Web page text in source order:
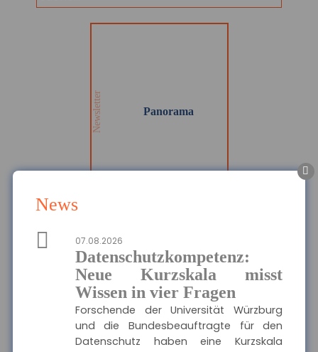
News
07.08.2026
Datenschutzkompetenz:
Neue Kurzskala misst
Wissen in vier Fragen
Forschende der Universität Würzburg
und die Bundesbeauftragte für den
Datenschutz haben eine Kurzskala
Newsletter Panorama
Ausgewählte Produkte
Die Haftpflichtkasse -
Die Haftpflichtkasse -
Hier finden Sie alle
wichtigen Informationen
und Druckstücke zur
privaten
Haftpflichtversicherung
der Haftpflichtkasse.